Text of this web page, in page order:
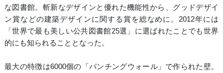
な図書館。斬新なデザインと優れた機能性から、グッドデザイ
ン賞などの建築デザインに関する賞を総なめに。2012年には
「世界で最も美しい公共図書館25選」に選ばれたことでも世界
的にも知られることとなった。
最大の特徴は6000個の「パンチングウォール」で作られた壁。